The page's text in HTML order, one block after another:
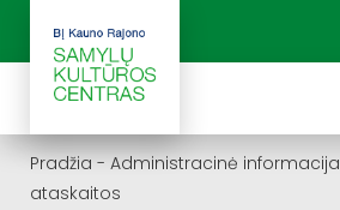
Pradžia - Administracinė informacija
ataskaitos